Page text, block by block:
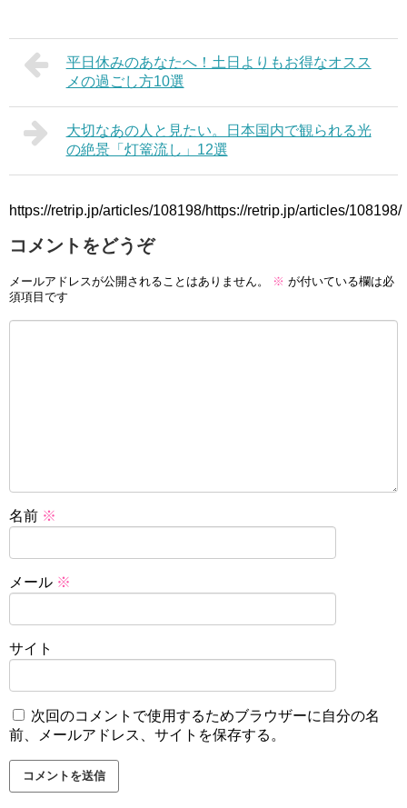
平日休みのあなたへ！土日よりもお得なオスス
メの過ごし方10選
大切なあの人と見たい。日本国内で観られる光
の絶景「灯篭流し」12選
https://retrip.jp/articles/108198/https://retrip.jp/articles/108198/
コメントをどうぞ
メールアドレスが公開されることはありません。 ※ が付いている欄は必
須項目です
名前 ※
メール ※
サイト
次回のコメントで使用するためブラウザーに自分の名
前、メールアドレス、サイトを保存する。